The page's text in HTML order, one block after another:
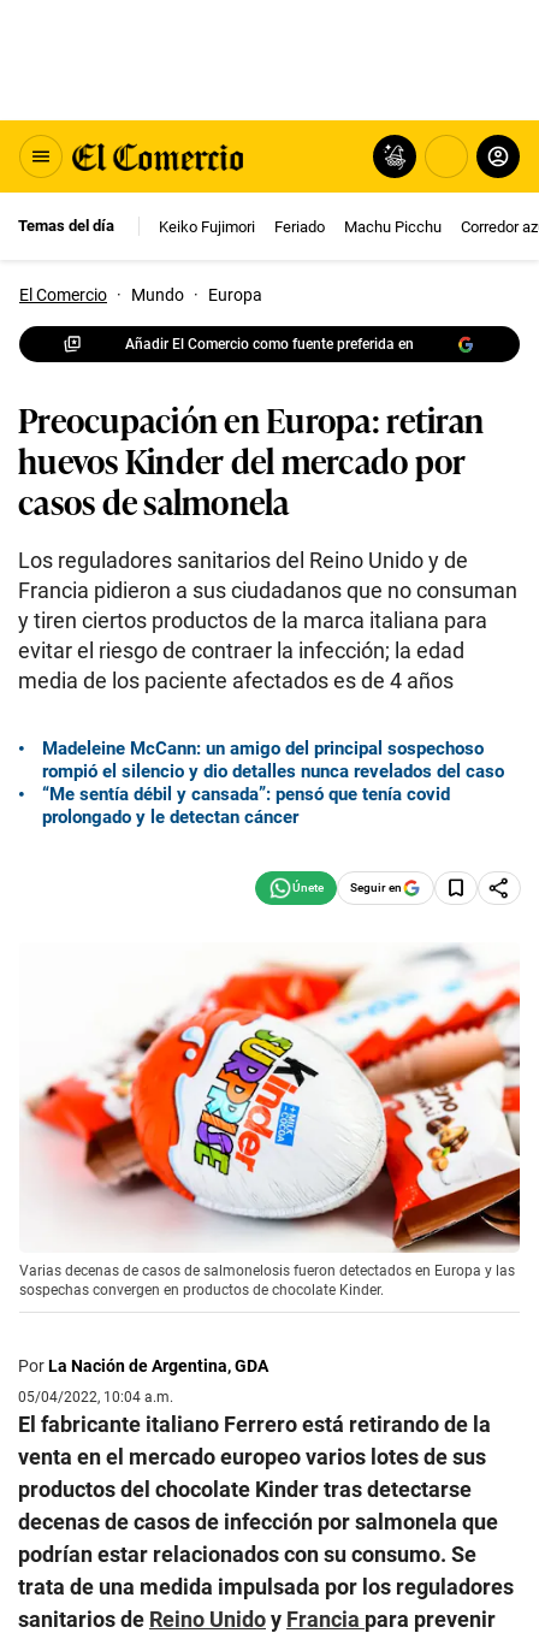
Temas del día Keiko Fujimori Feriado Machu Picchu Corredor
El Comercio · Mundo · Europa
Añadir El Comercio como fuente preferida en
Preocupación en Europa: retiran
huevos Kinder del mercado por
casos de salmonela
Los reguladores sanitarios del Reino Unido y de
Francia pidieron a sus ciudadanos que no consuman
y tiren ciertos productos de la marca italiana para
evitar el riesgo de contraer la infección; la edad
media de los paciente afectados es de 4 años
Madeleine McCann: un amigo del principal sospechoso
rompió el silencio y dio detalles nunca revelados del caso
“Me sentía débil y cansada”: pensó que tenía covid
prolongado y le detectan cáncer
Seguir en
Varias decenas de casos de salmonelosis fueron detectados en Europa y las
sospechas convergen en productos de chocolate Kinder.
PorLa Nación de Argentina, GDA
05/04/2022, 10:04 a.m.
El fabricante italiano Ferrero está retirando de la
venta en el mercado europeo varios lotes de sus
productos del chocolate Kinder tras detectarse
decenas de casos de infección por salmonela que
podrían estar relacionados con su consumo. Se
trata de una medida impulsada por los reguladores
sanitarios de Reino Unidoy Francia para prevenir